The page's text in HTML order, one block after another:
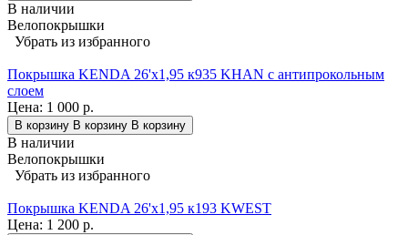
В наличии
Велопокрышки
Убрать из избранного
Покрышка KENDA 26'х1,95 к935 KHAN с антипрокольным
слоем
Цена: 1 000 р.
В корзину В корзину В корзину
В наличии
Велопокрышки
Убрать из избранного
Покрышка KENDA 26'х1,95 к193 KWEST
Цена: 1 200 р.